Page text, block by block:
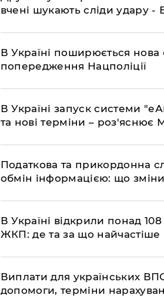
вчені шукають сліди удару -
В Україні поширюється нова
попередження Нацполіції
​В Україні запуск системи
та нові терміни – роз'яснює
Податкова та прикордонна
обмін інформацією: що
В Україні відкрили понад
ЖКП: де та за що найчастіше
Виплати для українських
допомоги, терміни